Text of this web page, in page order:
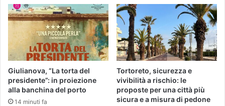
Giulianova, “La torta del
presidente”: in proiezione
alla banchina del porto
14 minuti fa
Tortoreto, sicurezza e
vivibilità a rischio: le
proposte per una città più
sicura e a misura di pedone